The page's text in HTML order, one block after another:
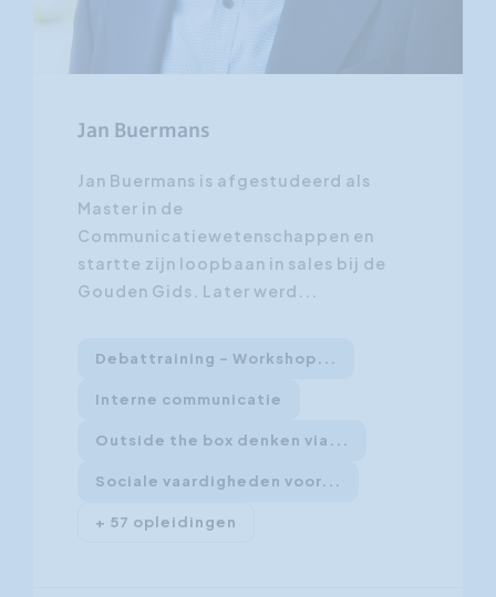
Jan Buermans
Jan Buermans is afgestudeerd als
Master in de
Communicatiewetenschappen en
startte zijn loopbaan in sales bij de
Gouden Gids. Later werd...
Debattraining - Workshop...
Interne communicatie
Outside the box denken via...
Sociale vaardigheden voor...
+ 57 opleidingen